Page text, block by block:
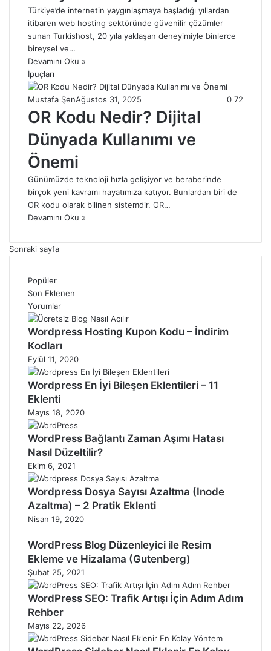
Türkiye’de internetin yaygınlaşmaya başladığı yıllardan
itibaren web hosting sektöründe güvenilir çözümler
sunan Turkishost, 20 yıla yaklaşan deneyimiyle binlerce
bireysel ve…
Devamını Oku »
İpuçları
Mustafa ŞenAğustos 31, 2025 0 72
OR Kodu Nedir? Dijital
Dünyada Kullanımı ve
Önemi
Günümüzde teknoloji hızla gelişiyor ve beraberinde
birçok yeni kavramı hayatımıza katıyor. Bunlardan biri de
OR kodu olarak bilinen sistemdir. OR…
Devamını Oku »
Sonraki sayfa
Popüler
Son Eklenen
Yorumlar
Wordpress Hosting Kupon Kodu – İndirim
Kodları
Eylül 11, 2020
Wordpress En İyi Bileşen Eklentileri – 11
Eklenti
Mayıs 18, 2020
WordPress Bağlantı Zaman Aşımı Hatası
Nasıl Düzeltilir?
Ekim 6, 2021
Wordpress Dosya Sayısı Azaltma (Inode
Azaltma) – 2 Pratik Eklenti
Nisan 19, 2020
WordPress Blog Düzenleyici ile Resim
Ekleme ve Hizalama (Gutenberg)
Şubat 25, 2021
WordPress SEO: Trafik Artışı İçin Adım Adım
Rehber
Mayıs 22, 2026